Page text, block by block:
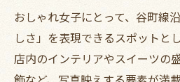
おしゃれ女子にとって、谷町線
しさ」を表現できるスポットと
店内のインテリアやスイーツの